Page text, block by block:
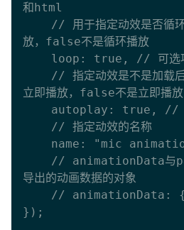
和html
放，false不是循环播放
立即播放，false不是立即播放
导出的动画数据的对象